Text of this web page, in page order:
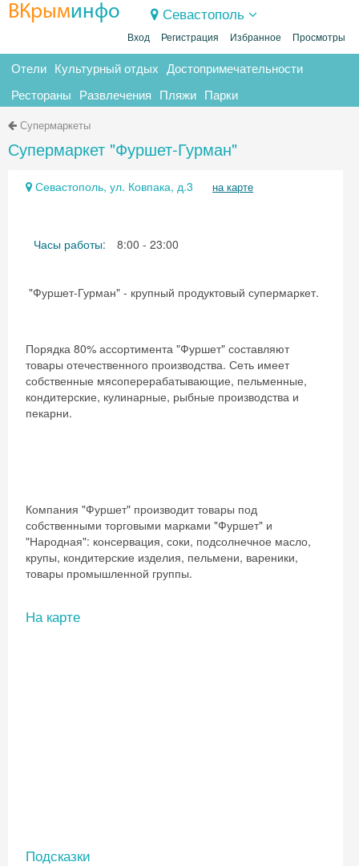
ВКрыминфо Севастополь
Вход Регистрация Избранное Просмотры
Отели Культурный отдых Достопримечательности
Рестораны Развлечения Пляжи Парки
Супермаркеты
Супермаркет "Фуршет-Гурман"
Севастополь, ул. Ковпака, д.3 на карте
Часы работы: 8:00 - 23:00
"Фуршет-Гурман" - крупный продуктовый супермаркет.
Порядка 80% ассортимента "Фуршет" составляют
товары отечественного производства. Сеть имеет
собственные мясоперерабатывающие, пельменные,
кондитерские, кулинарные, рыбные производства и
пекарни.
Компания "Фуршет" производит товары под
собственными торговыми марками "Фуршет" и
"Народная": консервация, соки, подсолнечное масло,
крупы, кондитерские изделия, пельмени, вареники,
товары промышленной группы.
На карте
Подсказки